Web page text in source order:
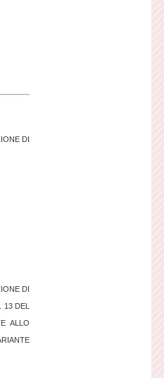
DI
DI
DEL
ALLO